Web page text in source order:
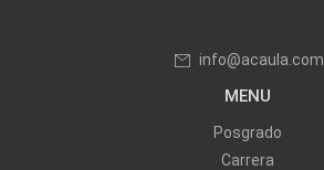
info@acaula.com
MENU
Posgrado
Carrera